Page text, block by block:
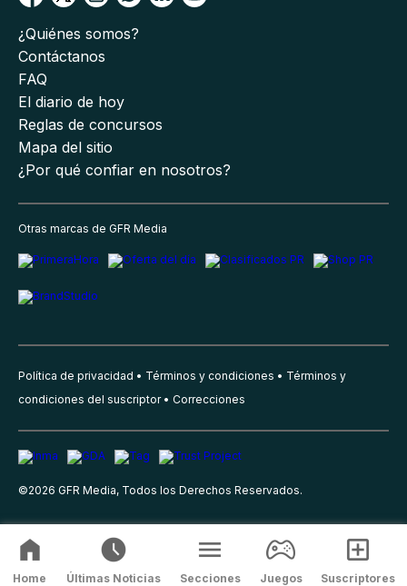
¿Quiénes somos?
Contáctanos
FAQ
El diario de hoy
Reglas de concursos
Mapa del sitio
¿Por qué confiar en nosotros?
Otras marcas de GFR Media
Política de privacidad Términos y condiciones
Términos y
condiciones del suscriptor
Correcciones
©2026 GFR Media, Todos los Derechos Reservados.
Home Últimas Noticias Secciones Juegos Suscriptores